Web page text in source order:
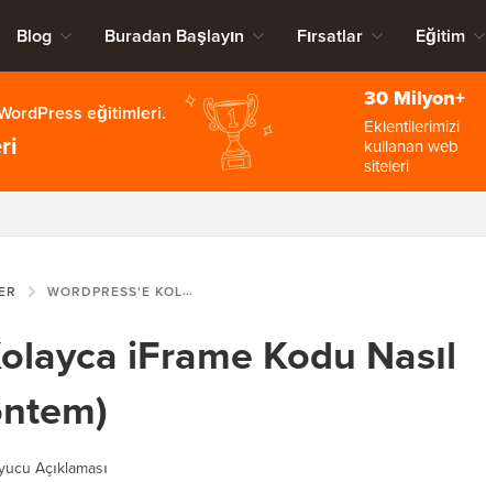
Blog Buradan Başlayın Fırsatlar Eğitim
eğitimleri.
30 Milyon+
Eklentilerimizi
kullanan web
siteleri
WORDPRESS'E KOLAYCA IFRAME KODU NASIL GÖMÜLÜR (3 YÖNTEM)
iFrame Kodu Nasıl
Açıklaması